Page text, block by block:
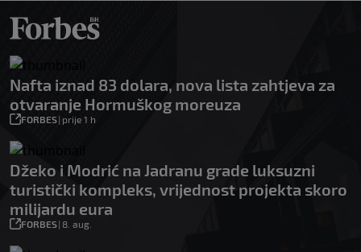
Nafta iznad 83 dolara, nova lista zahtjeva za
otvaranje Hormuškog moreuza
FORBES| prije 1 h
Džeko i Modrić na Jadranu grade luksuzni
turistički kompleks, vrijednost projekta skoro
milijardu eura
FORBES| 8. aug.